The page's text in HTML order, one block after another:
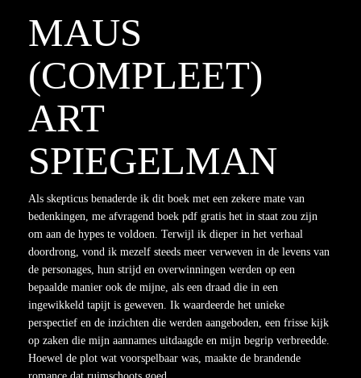
MAUS
(COMPLEET)
ART
SPIEGELMAN
Als skepticus benaderde ik dit boek met een zekere mate van
bedenkingen, me afvragend boek pdf gratis het in staat zou zijn
om aan de hypes te voldoen. Terwijl ik dieper in het verhaal
doordrong, vond ik mezelf steeds meer verweven in de levens van
de personages, hun strijd en overwinningen werden op een
bepaalde manier ook de mijne, als een draad die in een
ingewikkeld tapijt is geweven. Ik waardeerde het unieke
perspectief en de inzichten die werden aangeboden, een frisse kijk
op zaken die mijn aannames uitdaagde en mijn begrip verbreedde.
Hoewel de plot wat voorspelbaar was, maakte de brandende